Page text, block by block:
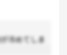
冷めてしま